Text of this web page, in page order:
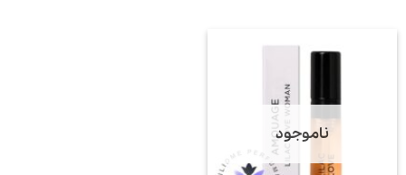
ناموجود